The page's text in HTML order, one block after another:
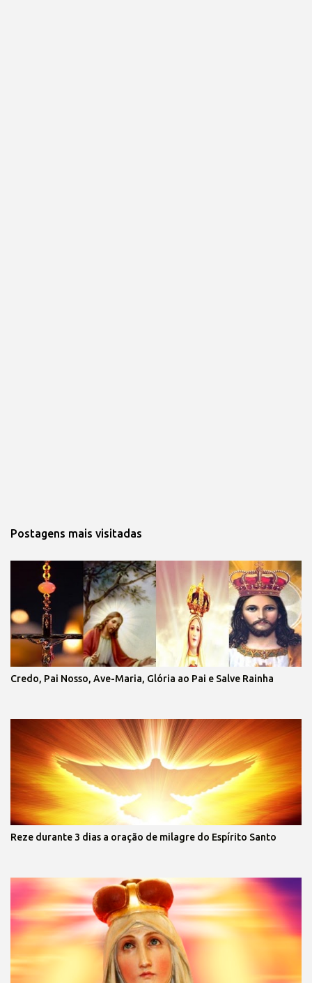
Postagens mais visitadas
Credo, Pai Nosso, Ave-Maria, Glória ao Pai e Salve Rainha
Reze durante 3 dias a oração de milagre do Espírito Santo